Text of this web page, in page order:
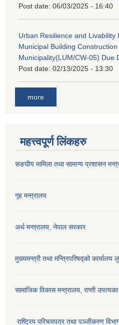
Post date: 06/03/2025 - 16:40
Urban Resilience and Livability
Municipal Building
Municipality(LUM/CW-05) Due
Post date: 02/13/2025 - 13:30
more
महत्त्वपूर्ण लिंकहरु
सङघीय मामिला तथा सामान्य प्रशासन
गृह मन्त्रालय
अर्थ मन्त्रालय, नेपाल सरकार
मुख्यमन्त्री तथा मन्त्रिपरिषद्को कार्यालय
सामाजिक विकास मन्‍‍त्रालय, राप्ती
राष्ट्रिय परिचयपत्र तथा पञ्जीकरण